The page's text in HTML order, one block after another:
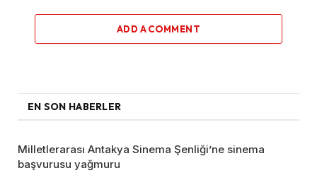
ADD A COMMENT
EN SON HABERLER
Milletlerarası Antakya Sinema Şenliği’ne sinema
başvurusu yağmuru